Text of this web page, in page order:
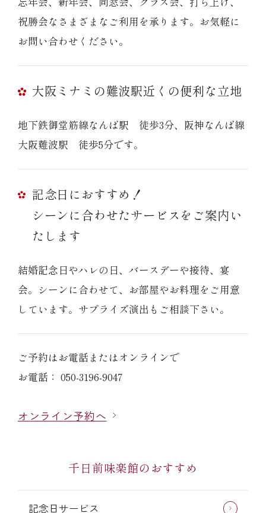
祝勝会なさまざまなご利用を承ります。お気軽に
お問い合わせください。
大阪ミナミの難波駅近くの便利な立地
地下鉄御堂筋線なんば駅 徒歩3分、阪神なんば線
大阪難波駅 徒歩5分です。
記念日におすすめ！
シーンに合わせたサービスをご案内い
たします
結婚記念日やハレの日、バースデーや接待、宴
会。シーンに合わせて、お部屋やお料理をご用意
しています。サプライズ演出もご相談下さい。
ご予約はお電話またはオンラインで
お電話： 050-3196-9047
オンライン予約へ
千日前味楽館のおすすめ
記念日サービス